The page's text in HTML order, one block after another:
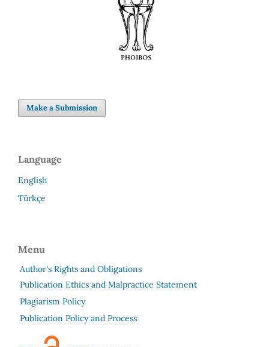
Make a Submission
Language
English
Türkçe
Menu
Author's Rights and Obligations
Publication Ethics and Malpractice Statement
Plagiarism Policy
Publication Policy and Process